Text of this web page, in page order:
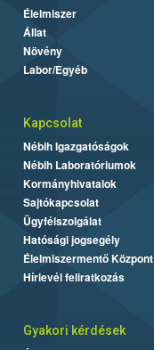
Élelmiszer
Állat
Növény
Labor/Egyéb
Kapcsolat
Nébih Igazgatóságok
Nébih Laboratóriumok
Kormányhivatalok
Sajtókapcsolat
Ügyfélszolgálat
Hatósági jogsegély
Élelmiszermentő Központ
Hírlevél feliratkozás
Gyakori kérdések